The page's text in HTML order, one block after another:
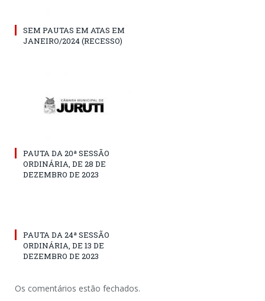
SEM PAUTAS EM ATAS EM
JANEIRO/2024 (RECESSO)
PAUTA DA 20ª SESSÃO
ORDINÁRIA, DE 28 DE
DEZEMBRO DE 2023
PAUTA DA 24ª SESSÃO
ORDINÁRIA, DE 13 DE
DEZEMBRO DE 2023
Os comentários estão fechados.